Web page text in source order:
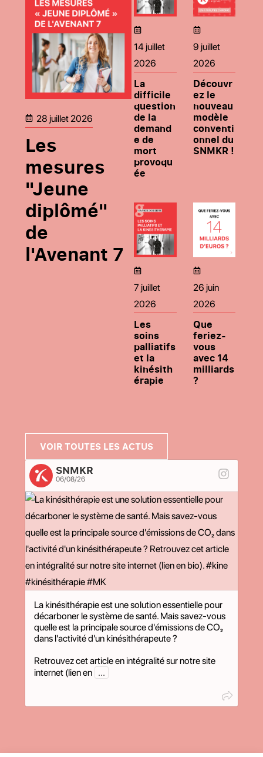
28 juillet 2026
Les
mesures
"Jeune
diplômé"
de
l'Avenant 7
14 juillet
2026
La
difficile
question
de la
demand
e de
mort
provoqu
ée
9 juillet
2026
Découvr
ez le
nouveau
modèle
conventi
onnel du
SNMKR !
7 juillet
2026
Les
soins
palliatifs
et la
kinésith
érapie
26 juin
2026
Que
feriez-
vous
avec 14
milliards
?
VOIR TOUTES LES ACTUS
SNMKR
06/08/26
La kinésithérapie est une solution essentielle pour
décarboner le système de santé. Mais savez-vous
quelle est la principale source d'émissions de CO₂
dans l'activité d'un kinésithérapeute ?
Retrouvez cet article en intégralité sur notre site
internet (lien en ...